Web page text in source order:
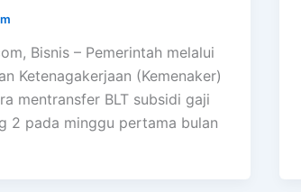
Bisnis – Pemerintah melalui
Ketenagakerjaan (Kemenaker)
mentransfer BLT subsidi gaji
2 pada minggu pertama bulan